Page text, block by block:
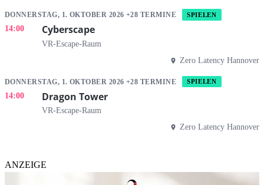
DONNERSTAG, 1. OKTOBER 2026 +28 TERMINE SPIELEN
14:00 Cyberscape
VR-Escape-Raum
Zero Latency Hannover
DONNERSTAG, 1. OKTOBER 2026 +28 TERMINE SPIELEN
14:00 Dragon Tower
VR-Escape-Raum
Zero Latency Hannover
ANZEIGE